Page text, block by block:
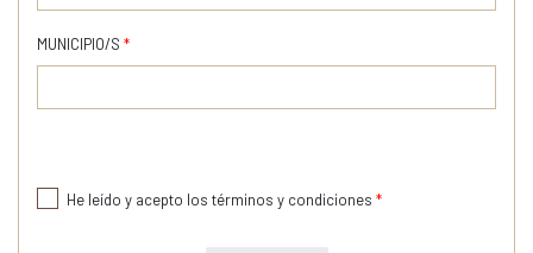
MUNICIPIO/S *
He leído y acepto los términos y condiciones *